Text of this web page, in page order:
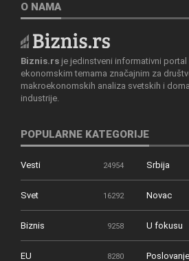
O NAMA
Biznis.rs je jedinstveni informativni
ekonomskim temama značajnim za
makroekonomskih analiza svetskih i
industrije.
POPULARNE KATEGORIJE
Vesti 24954 Srbija
Svet 16292 Novac
Biznis 9258 U fokusu
EU 8280 Poslovanje